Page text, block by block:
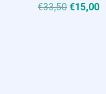
€33,50 €15,00